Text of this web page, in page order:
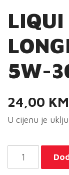
5W-
24,00 KM
U cijenu je
LIQUI
MOLY